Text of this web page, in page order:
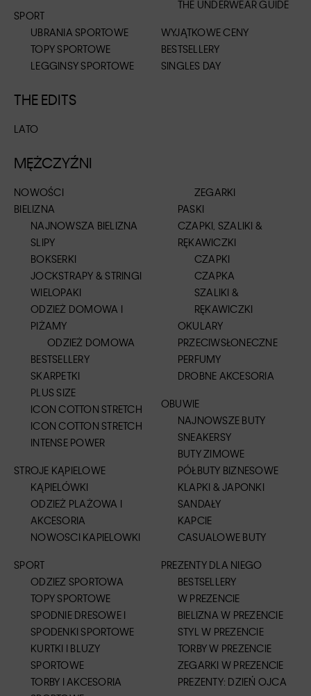
SPORT
UBRANIA SPORTOWE
TOPY SPORTOWE
LEGGINSY SPORTOWE
THE UNDERWEAR GUIDE
WYJĄTKOWE CENY
BESTSELLERY
SINGLES DAY
THE EDITS
LATO
MĘŻCZYŹNI
NOWOŚCI
BIELIZNA
NAJNOWSZA BIELIZNA
SLIPY
BOKSERKI
JOCKSTRAPY & STRINGI
WIELOPAKI
ODZIEŻ DOMOWA I
PIŻAMY
ODZIEŻ DOMOWA
BESTSELLERY
SKARPETKI
PLUS SIZE
ICON COTTON STRETCH
ICON COTTON STRETCH
INTENSE POWER
STROJE KĄPIELOWE
KĄPIELÓWKI
ODZIEŻ PLAŻOWA I
AKCESORIA
NOWOSCI KAPIELOWKI
SPORT
ODZIEZ SPORTOWA
TOPY SPORTOWE
SPODNIE DRESOWE I
SPODENKI SPORTOWE
KURTKI I BLUZY
SPORTOWE
TORBY I AKCESORIA
ZEGARKI
PASKI
CZAPKI, SZALIKI &
RĘKAWICZKI
CZAPKI
CZAPKA
SZALIKI &
RĘKAWICZKI
OKULARY
PRZECIWSŁONECZNE
PERFUMY
DROBNE AKCESORIA
OBUWIE
NAJNOWSZE BUTY
SNEAKERSY
BUTY ZIMOWE
PÓŁBUTY BIZNESOWE
KLAPKI & JAPONKI
SANDAŁY
KAPCIE
CASUALOWE BUTY
PREZENTY DLA NIEGO
BESTSELLERY
W PREZENCIE
BIELIZNA W PREZENCIE
STYL W PREZENCIE
TORBY W PREZENCIE
ZEGARKI W PREZENCIE
PREZENTY: DZIEŃ OJCA